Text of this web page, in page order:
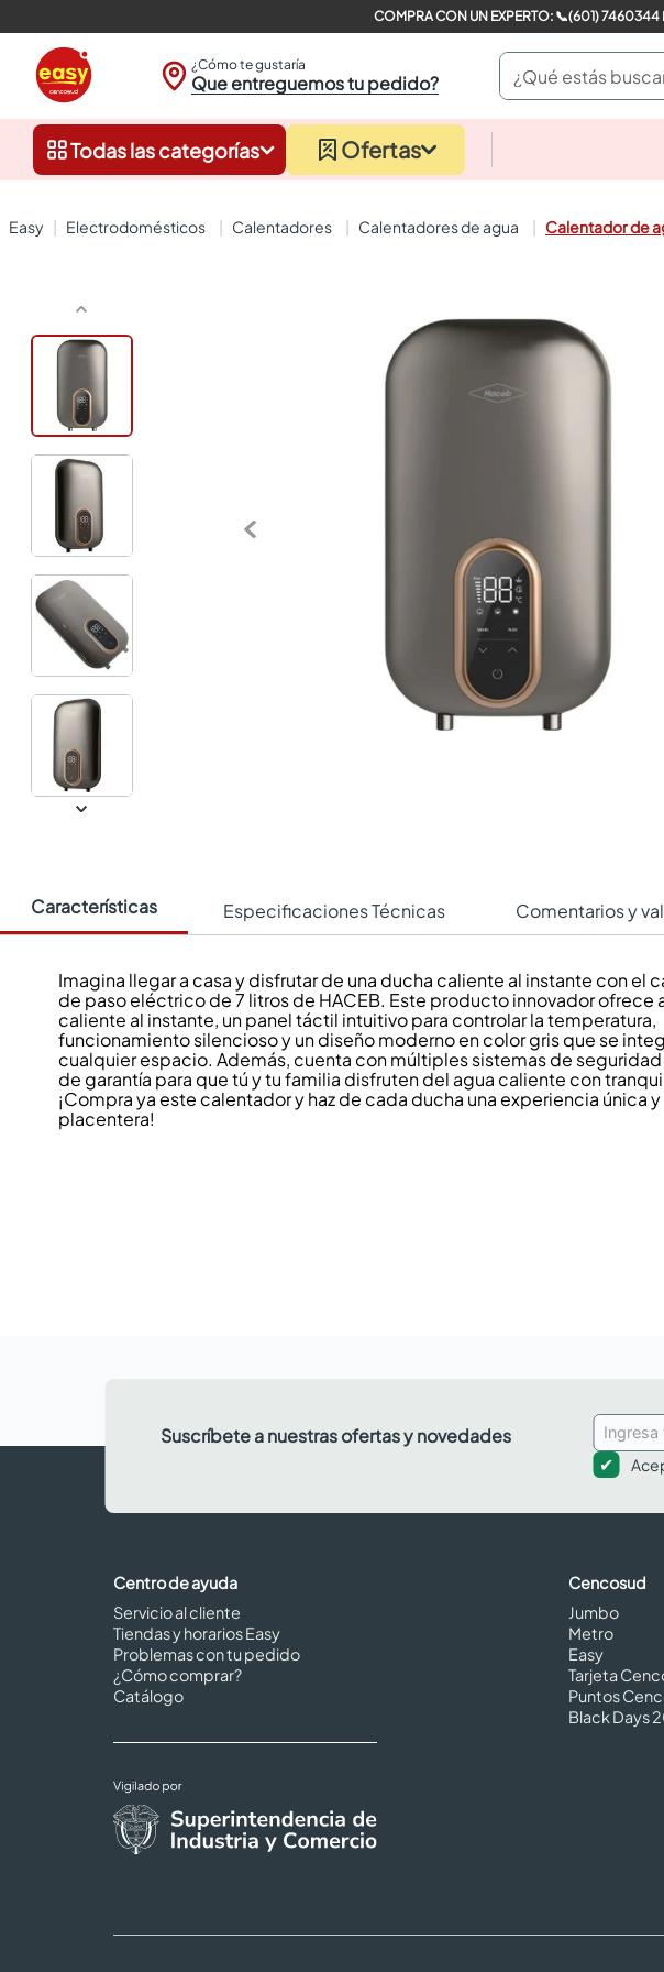
COMPRA CON UN EXPERTO: 📞(601) 7460344
¿Cómo te gustaría
Que entreguemos tu pedido?
¿Qué estás
Todas las categorías Ofertas
electrodomésticos calentadores calentadores de agua Calentador de
Características Especificaciones Técnicas Comentarios y
Imagina llegar a casa y disfrutar de una ducha caliente al instante con el
de paso eléctrico de 7 litros de HACEB. Este producto innovador ofrece
caliente al instante, un panel táctil intuitivo para controlar la temperatura,
funcionamiento silencioso y un diseño moderno en color gris que se
cualquier espacio. Además, cuenta con múltiples sistemas de seguridad
de garantía para que tú y tu familia disfruten del agua caliente con
¡Compra ya este calentador y haz de cada ducha una experiencia única y
placentera!
Suscríbete a nuestras ofertas y novedades
Centro de ayuda
Servicio al cliente
Tiendas y horarios Easy
Problemas con tu pedido
¿Cómo comprar?
Catálogo
Cencosud
Jumbo
Metro
Easy
Tarjeta
Puntos
Black Days
closet
sanitarios
comedores
armarios closet